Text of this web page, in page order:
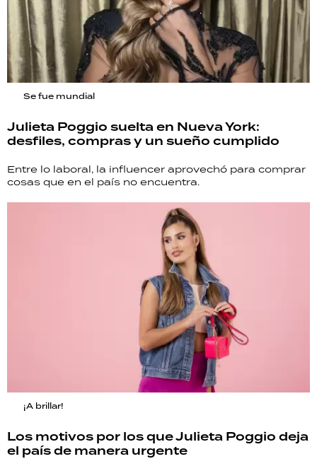
Se fue mundial
Julieta Poggio suelta en Nueva York:
desfiles, compras y un sueño cumplido
Entre lo laboral, la influencer aprovechó para comprar
cosas que en el país no encuentra.
¡A brillar!
Los motivos por los que Julieta Poggio deja
el país de manera urgente